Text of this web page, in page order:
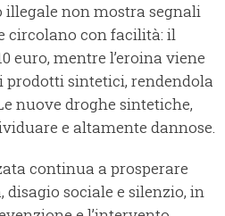
non mostra segnali
circolano con facilità: il
euro, mentre l’eroina viene
prodotti sintetici, rendendola
nuove droghe sintetiche,
e altamente dannose.
continua a prosperare
sociale e silenzio, in